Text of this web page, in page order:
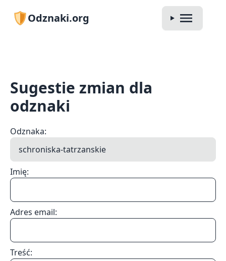
Odznaki.org
Sugestie zmian dla
odznaki
Odznaka:
Imię:
Adres email:
Treść: